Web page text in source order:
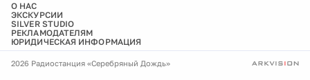
О НАС
ЭКСКУРСИИ
SILVER STUDIO
РЕКЛАМОДАТЕЛЯМ
ЮРИДИЧЕСКАЯ ИНФОРМАЦИЯ
2026 Радиостанция «Серебряный Дождь»